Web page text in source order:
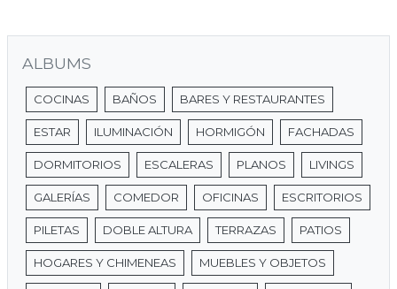
ALBUMS
COCINAS BAÑOS BARES Y RESTAURANTES
ESTAR ILUMINACIÓN HORMIGÓN FACHADAS
DORMITORIOS ESCALERAS PLANOS LIVINGS
GALERÍAS COMEDOR OFICINAS ESCRITORIOS
PILETAS DOBLE ALTURA TERRAZAS PATIOS
HOGARES Y CHIMENEAS MUEBLES Y OBJETOS